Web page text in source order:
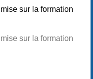
sur la formation
sur la formation